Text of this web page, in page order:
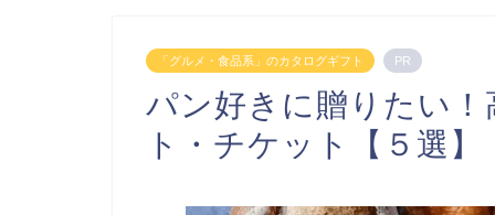
「グルメ・食品系」のカタログギフト PR
パン好きに贈りたい
ト・チケット【５選】